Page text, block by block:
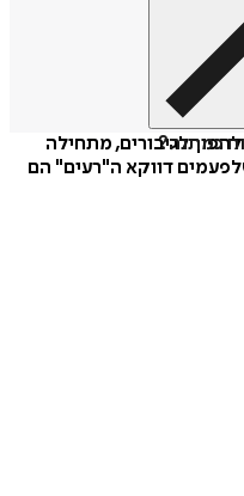
כמתנה?
לגיבורים, מתחילה
דווקא ה"רעים" הם